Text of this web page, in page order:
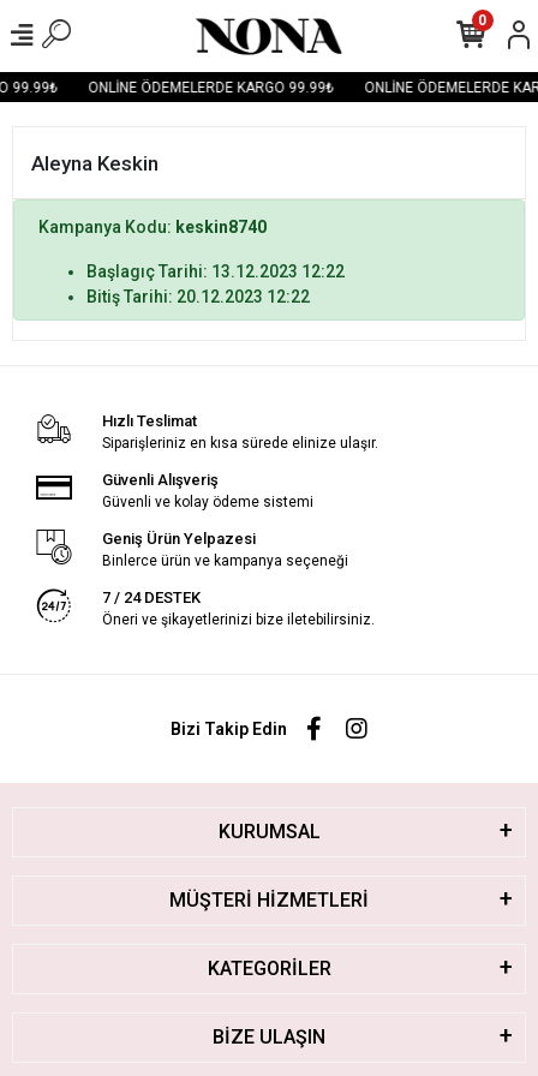
99.99₺ ONLİNE ÖDEMELERDE KARGO 99.99₺ ONLİNE ÖDEMELERDE
0
Aleyna Keskin
Kampanya Kodu: keskin8740
Başlagıç Tarihi: 13.12.2023 12:22
Bitiş Tarihi: 20.12.2023 12:22
Hızlı Teslimat
Siparişleriniz en kısa sürede elinize ulaşır.
Güvenli Alışveriş
Güvenli ve kolay ödeme sistemi
Geniş Ürün Yelpazesi
Binlerce ürün ve kampanya seçeneği
7 / 24 DESTEK
Öneri ve şikayetlerinizi bize iletebilirsiniz.
Bizi Takip Edin
KURUMSAL
MÜŞTERİ HİZMETLERİ
KATEGORİLER
BİZE ULAŞIN